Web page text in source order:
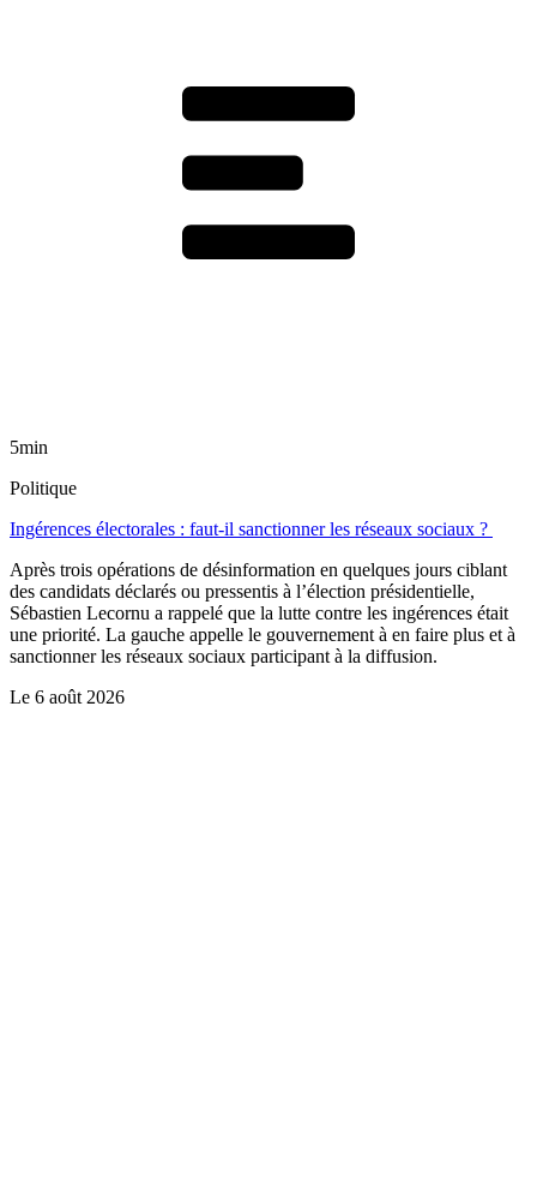
5min
Politique
Ingérences électorales : faut-il sanctionner les réseaux sociaux ?
Après trois opérations de désinformation en quelques jours ciblant
des candidats déclarés ou pressentis à l’élection présidentielle,
Sébastien Lecornu a rappelé que la lutte contre les ingérences était
une priorité. La gauche appelle le gouvernement à en faire plus et à
sanctionner les réseaux sociaux participant à la diffusion.
Le 6 août 2026